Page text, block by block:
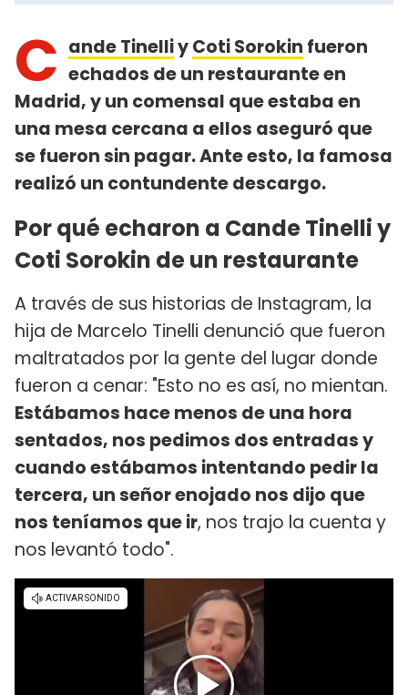
C ande TinelliyCoti Sorokin fueron
echados de un restaurante en
Madrid, y un comensal que estaba en
una mesa cercana a ellos aseguró que
se fueron sin pagar. Ante esto, la famosa
realizó un contundente descargo.
Por qué echaron a Cande Tinelli y
Coti Sorokin de un restaurante
A través de sus historias de Instagram, la
hija de Marcelo Tinelli denunció que fueron
maltratados por la gente del lugar donde
fueron a cenar: "Esto no es así, no mientan.
Estábamos hace menos de una hora
sentados, nos pedimos dos entradas y
cuando estábamos intentando pedir la
tercera, un señor enojado nos dijo que
nos teníamos que ir, nos trajo la cuenta y
nos levantó todo".